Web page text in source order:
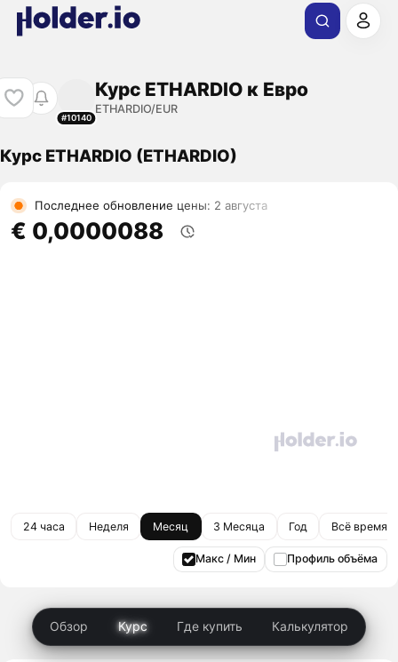
#10140
Курс ETHARDIO к Евро
ETHARDIO/EUR
Курс ETHARDIO (ETHARDIO)
Последнее обновление цены: 2 августа
€ 0,0000088
24 часа Неделя Месяц 3 Месяца Год Всё время
Макс / Мин Профиль объёма
Обзор Курс Где купить Калькулятор